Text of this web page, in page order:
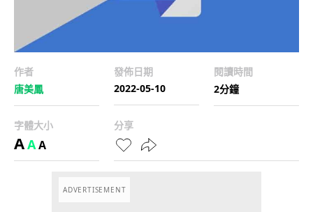
作者
唐美鳳
發佈日期
2022-05-10
閱讀時間
2分鐘
字體大小
AAA
分享
ADVERTISEMENT